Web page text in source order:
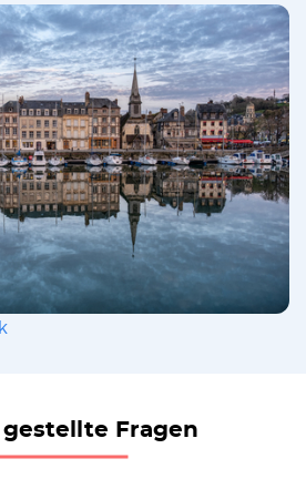
gestellte Fragen